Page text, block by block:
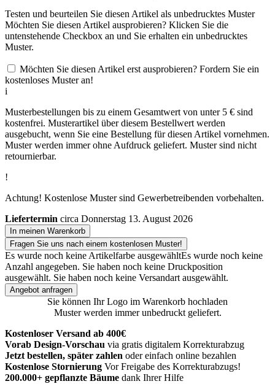
Testen und beurteilen Sie diesen Artikel als unbedrucktes Muster
Möchten Sie diesen Artikel ausprobieren? Klicken Sie die
untenstehende Checkbox an und Sie erhalten ein unbedrucktes
Muster.
Möchten Sie diesen Artikel erst ausprobieren? Fordern Sie ein
kostenloses Muster an!
i
Musterbestellungen bis zu einem Gesamtwert von unter 5 € sind
kostenfrei. Musterartikel über diesem Bestellwert werden
ausgebucht, wenn Sie eine Bestellung für diesen Artikel vornehmen.
Muster werden immer ohne Aufdruck geliefert. Muster sind nicht
retournierbar.
!
Achtung! Kostenlose Muster sind Gewerbetreibenden vorbehalten.
Liefertermin circa Donnerstag 13. August 2026
In meinen Warenkorb
Fragen Sie uns nach einem kostenlosen Muster!
Es wurde noch keine Artikelfarbe ausgewähltEs wurde noch keine
Anzahl angegeben. Sie haben noch keine Druckposition
ausgewählt. Sie haben noch keine Versandart ausgewählt.
Angebot anfragen
Sie können Ihr Logo im Warenkorb hochladen
Muster werden immer unbedruckt geliefert.
Kostenloser Versand ab 400€
Vorab Design-Vorschau via gratis digitalem Korrekturabzug
Jetzt bestellen, später zahlen oder einfach online bezahlen
Kostenlose Stornierung Vor Freigabe des Korrekturabzugs!
200.000+ gepflanzte Bäume dank Ihrer Hilfe